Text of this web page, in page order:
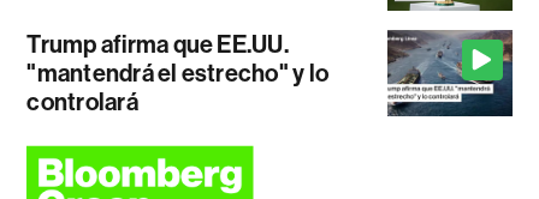
Trump afirma que EE.UU.
"mantendrá el estrecho" y lo
controlará